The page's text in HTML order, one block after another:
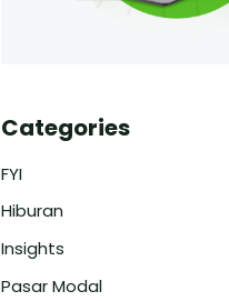
Categories
FYI
Hiburan
Insights
Pasar Modal